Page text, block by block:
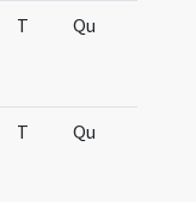
T Qu
T Qu